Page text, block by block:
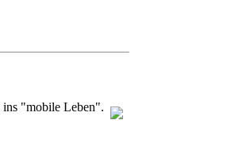
ins "mobile Leben".